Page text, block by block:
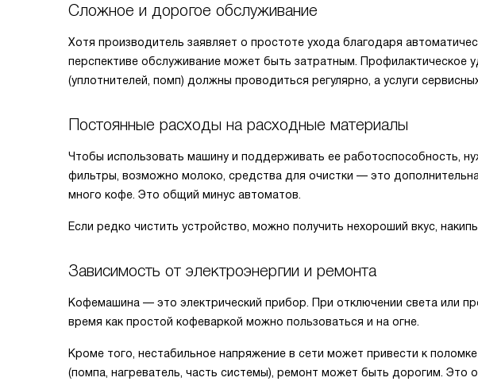
Сложное и дорогое обслуживание
Хотя производитель заявляет о простоте ухода благодаря
перспективе обслуживание может быть затратным. Профилактическое
(уплотнителей, помп) должны проводиться регулярно, а услуги
Постоянные расходы на расходные материалы
Чтобы использовать машину и поддерживать ее работоспособность,
фильтры, возможно молоко, средства для очистки — это
много кофе. Это общий минус автоматов.
Если редко чистить устройство, можно получить нехороший вкус,
Зависимость от электроэнергии и ремонта
Кофемашина — это электрический прибор. При отключении света или
время как простой кофеваркой можно пользоваться и на огне.
Кроме того, нестабильное напряжение в сети может привести к
(помпа, нагреватель, часть системы), ремонт может быть дорогим. Это